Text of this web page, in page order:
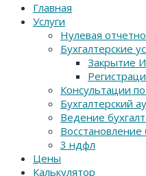
Главная
Услуги
Нулевая
Бухгалтерские
Закрытие
Консультации
Бухгалтерский
Ведение
Восстановление
3 ндфл
Цены
Калькулятор